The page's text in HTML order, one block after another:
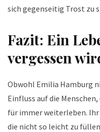
sich gegenseitig Trost zu
Fazit: Ein
vergessen
Obwohl Emilia Hamburg
Einfluss auf die
für immer weiterleben.
die nicht so leicht zu